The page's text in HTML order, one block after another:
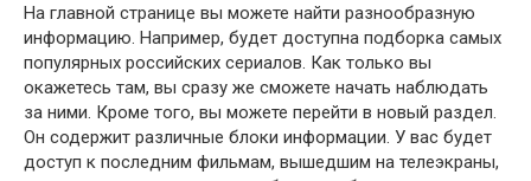
На главной странице вы можете найти разнообразную
информацию. Например, будет доступна подборка самых
популярных российских сериалов. Как только вы
окажетесь там, вы сразу же сможете начать наблюдать
за ними. Кроме того, вы можете перейти в новый раздел.
Он содержит различные блоки информации. У вас будет
доступ к последним фильмам, вышедшим на телеэкраны,